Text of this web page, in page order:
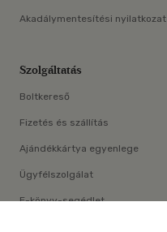
Akadálymentesítési nyilatkozat
Szolgáltatás
Boltkereső
Fizetés és szállítás
Ajándékkártya egyenlege
Ügyfélszolgálat
E-könyv-segédlet